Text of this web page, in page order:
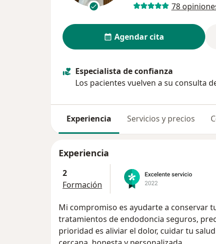
78
Agendar cita
Especialista de confianza
Los pacientes vuelven a su consulta
Experiencia Servicios y precios
Experiencia
2
Formación
Mi compromiso es ayudarte a conservar
tratamientos de endodoncia seguros,
prioridad es aliviar el dolor, cuidar tu